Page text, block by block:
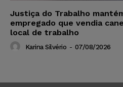
Justiça do Trabalho
empregado que vendia
local de trabalho
Karina Silvério - 07/08/2026